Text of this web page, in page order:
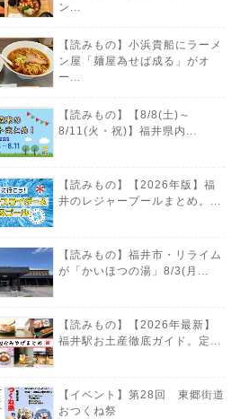
ン...
【読みもの】小浜貴船にラーメ
ン屋「麺屋為せば成る」がオ
ー...
【読みもの】【8/8(土)～
8/11(火・祝)】福井県内...
【読みもの】【2026年版】福
井のレジャープールまとめ。...
【読みもの】福井市・リライム
が「かいほつの湯」8/3(月...
【読みもの】【2026年最新】
福井駅お土産徹底ガイド。定...
【イベント】第28回 東郷街道
おつくね祭